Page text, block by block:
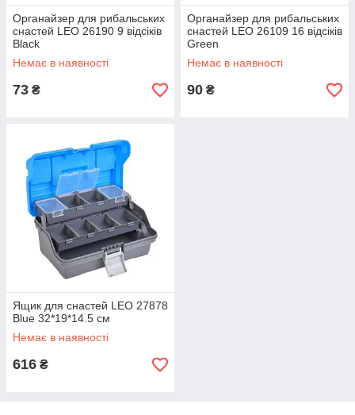
Органайзер для рибальських
снастей LEO 26190 9 відсіків
Black
Немає в наявності
73 ₴
Органайзер для рибальських
снастей LEO 26109 16 відсіків
Green
Немає в наявності
90 ₴
Ящик для снастей LEO 27878
Blue 32*19*14.5 см
Немає в наявності
616 ₴